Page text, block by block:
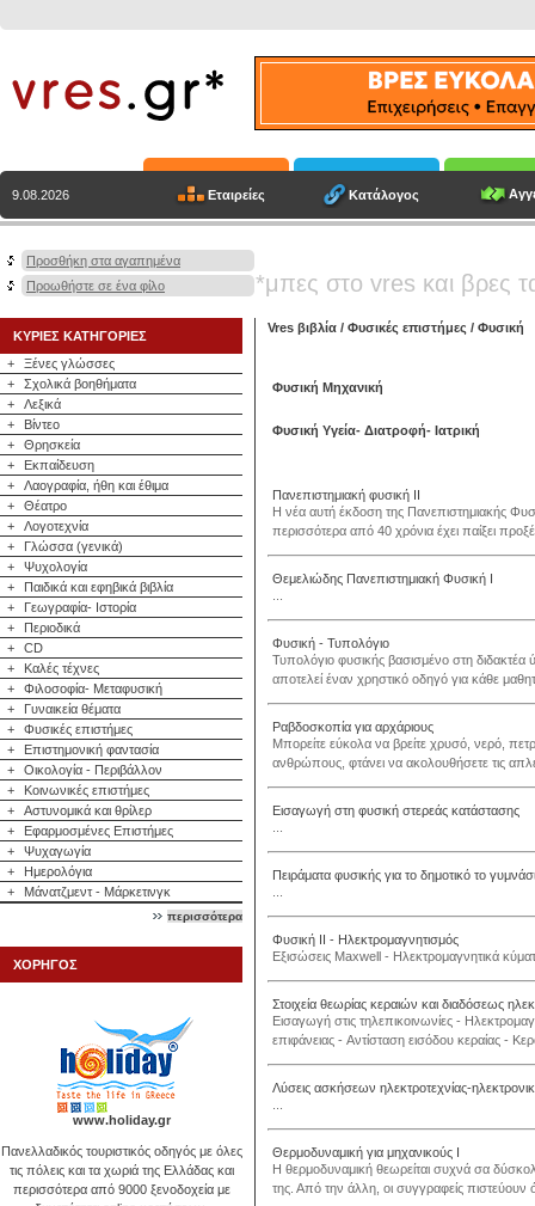
9.08.2026 Εταιρείες Κατάλογος
Προσθήκη στα αγαπημένα
Προωθήστε σε ένα φίλο
*μπες στο vres και βρες
ΚΥΡΙΕΣ ΚΑΤΗΓΟΡΙΕΣ
+
Ξένες γλώσσες
+
Σχολικά βοηθήματα
+
Λεξικά
+
Βίντεο
+
Θρησκεία
+
Εκπαίδευση
+
Λαογραφία, ήθη και έθιμα
+
Θέατρο
+
Λογοτεχνία
+
Γλώσσα (γενικά)
+
Ψυχολογία
+
Παιδικά και εφηβικά βιβλία
+
Γεωγραφία- Ιστορία
+
Περιοδικά
+
CD
+
Καλές τέχνες
+
Φιλοσοφία- Μεταφυσική
+
Γυναικεία θέματα
+
Φυσικές επιστήμες
+
Επιστημονική φαντασία
+
Οικολογία - Περιβάλλον
+
Κοινωνικές επιστήμες
+
Αστυνομικά και θρίλερ
+
Εφαρμοσμένες Επιστήμες
+
Ψυχαγωγία
+
Ημερολόγια
+
Μάνατζμεντ - Μάρκετινγκ
περισσότερα
ΧΟΡΗΓΟΣ
www.holiday.gr
Πανελλαδικός τουριστικός οδηγός με όλες
τις πόλεις και τα χωριά της Ελλάδας και
περισσότερα από 9000 ξενοδοχεία με
Vres βιβλία / Φυσικές επιστήμες / Φυσική
Φυσική Μηχανική
Φυσική Υγεία- Διατροφή- Ιατρική
Πανεπιστημιακή φυσική ΙΙ
Η νέα αυτή έκδοση της Πανεπιστημιακής
περισσότερα από 40 χρόνια έχει παίξει
Θεμελιώδης Πανεπιστημιακή Φυσική Ι
Φυσική - Τυπολόγιο
Τυπολόγιο φυσικής βασισμένο στη διδακτέα
αποτελεί έναν χρηστικό οδηγό για κάθε
Ραβδοσκοπία για αρχάριους
Μπορείτε εύκολα να βρείτε χρυσό, νερό,
ανθρώπους, φτάνει να ακολουθήσετε τις
Εισαγωγή στη φυσική στερεάς κατάστασης
Πειράματα φυσικής για το δημοτικό το
Φυσική ΙΙ - Ηλεκτρομαγνητισμός
Εξισώσεις Maxwell - Ηλεκτρομαγνητικά
Στοιχεία θεωρίας κεραιών και διαδόσεως
Eισαγωγή στις τηλεπικοινωνίες -
επιφάνειας - Aντίσταση εισόδου κεραίας -
Λύσεις ασκήσεων ηλεκτροτεχνίας-
Θερμοδυναμική για μηχανικούς Ι
Η θερμοδυναμική θεωρείται συχνά σα
της. Από την άλλη, οι συγγραφείς πιστεύουν